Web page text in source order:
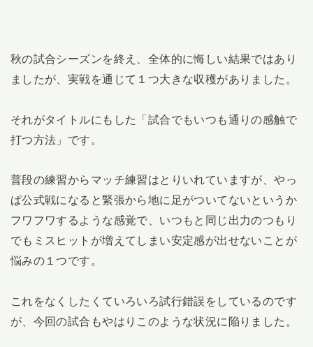
秋の試合シーズンを終え、全体的に悔しい結果ではあり
ましたが、実戦を通じて１つ大きな収穫がありました。
それがタイトルにもした「試合でもいつも通りの感触で
打つ方法」です。
普段の練習からマッチ練習はとりいれていますが、やっ
ぱ公式戦になると緊張から地に足がついてないというか
フワフワするような感覚で、いつもと同じ出力のつもり
でもミスヒットが増えてしまい安定感が出せないことが
悩みの１つです。
これをなくしたくていろいろ試行錯誤をしているのです
が、今回の試合もやはりこのような状況に陥りました。